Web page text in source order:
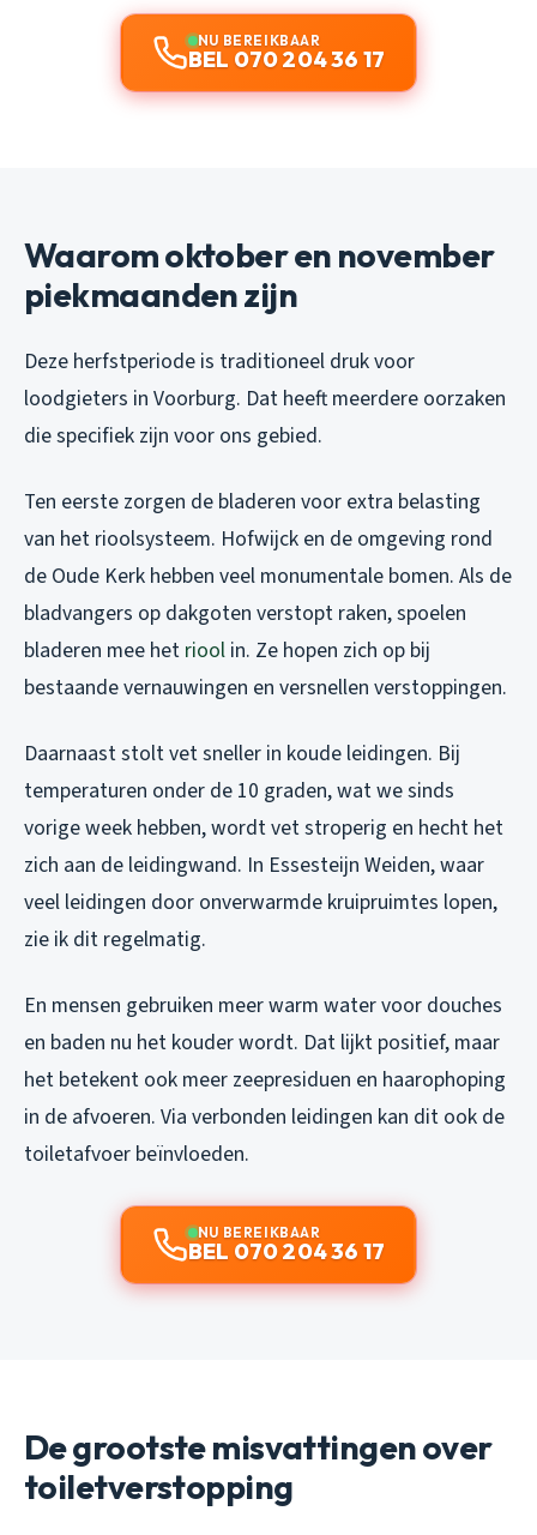
NU BEREIKBAAR
BEL 070 204 36 17
Waarom oktober en november
piekmaanden zijn
Deze herfstperiode is traditioneel druk voor
loodgieters in Voorburg. Dat heeft meerdere oorzaken
die specifiek zijn voor ons gebied.
Ten eerste zorgen de bladeren voor extra belasting
van het rioolsysteem. Hofwijck en de omgeving rond
de Oude Kerk hebben veel monumentale bomen. Als de
bladvangers op dakgoten verstopt raken, spoelen
bladeren mee het riool in. Ze hopen zich op bij
bestaande vernauwingen en versnellen verstoppingen.
Daarnaast stolt vet sneller in koude leidingen. Bij
temperaturen onder de 10 graden, wat we sinds
vorige week hebben, wordt vet stroperig en hecht het
zich aan de leidingwand. In Essesteijn Weiden, waar
veel leidingen door onverwarmde kruipruimtes lopen,
zie ik dit regelmatig.
En mensen gebruiken meer warm water voor douches
en baden nu het kouder wordt. Dat lijkt positief, maar
het betekent ook meer zeepresiduen en haarophoping
in de afvoeren. Via verbonden leidingen kan dit ook de
toiletafvoer beïnvloeden.
NU BEREIKBAAR
BEL 070 204 36 17
De grootste misvattingen over
toiletverstopping